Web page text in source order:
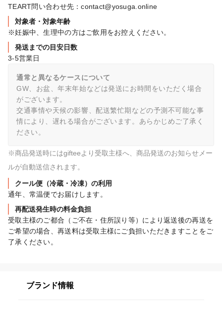
TEART問い合わせ先：contact@yosuga.online
対象者・対象年齢
※妊娠中、生理中の方はご飲用をお控えください。
発送までの目安日数
3-5営業日
通常と異なるケースについて
GW、お盆、年末年始などは発送にお時間をいただく場合
がございます。
交通事情や天候の影響、配送繁忙期などの予測不可能な事
情により、遅れる場合がございます。あらかじめご了承く
ださい。
※商品発送時にはgifteeより受取主様へ、商品発送のお知らせメー
ルが自動送信されます。
クール便（冷蔵・冷凍）の利用
通年、常温便でお届けします。
再配送発生時の料金負担
受取主様のご都合（ご不在・住所誤り等）により返送後の再送を
ご希望の場合、再送料は受取主様にご負担いただきますことをご
了承ください。
ブランド情報